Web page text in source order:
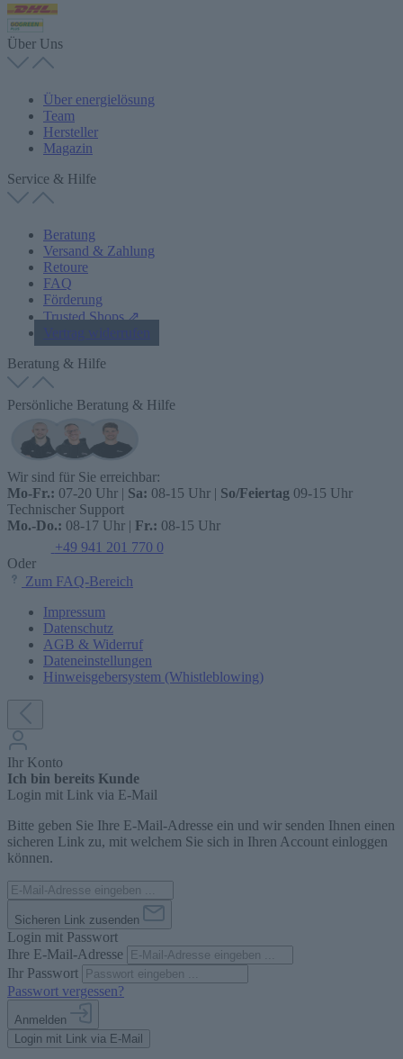
Über Uns
Über energielösung
Team
Hersteller
Magazin
Service & Hilfe
Beratung
Versand & Zahlung
Retoure
FAQ
Förderung
Trusted Shops ⇗
Vertrag widerrufen
Beratung & Hilfe
Persönliche Beratung & Hilfe
Wir sind für Sie erreichbar:
Mo-Fr.: 07-20 Uhr | Sa: 08-15 Uhr | So/Feiertag 09-15 Uhr
Technischer Support
Mo.-Do.: 08-17 Uhr | Fr.: 08-15 Uhr
+49 941 201 770 0
Oder
Zum FAQ-Bereich
Impressum
Datenschutz
AGB & Widerruf
Dateneinstellungen
Hinweisgebersystem (Whistleblowing)
Ihr Konto
Ich bin bereits Kunde
Login mit Link via E-Mail
Bitte geben Sie Ihre E-Mail-Adresse ein und wir senden Ihnen einen
sicheren Link zu, mit welchem Sie sich in Ihren Account einloggen
können.
Sicheren Link zusenden
Login mit Passwort
Ihre E-Mail-Adresse
Ihr Passwort
Passwort vergessen?
Anmelden
Login mit Link via E-Mail